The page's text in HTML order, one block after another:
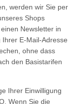
werden wir Sie per
Shops
Newsletter in
E-Mail-Adresse
ohne dass
den Basistarifen
Ihrer Einwilligung
Wenn Sie die